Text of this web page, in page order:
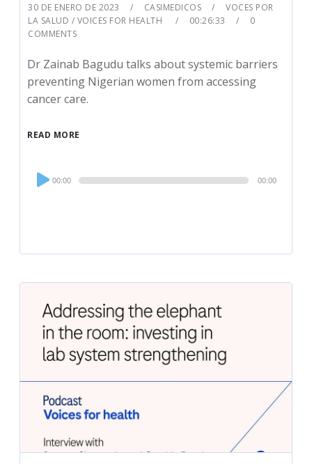
30 DE ENERO DE 2023 CASIMEDICOS
VOCES POR
LA SALUD / VOICES FOR HEALTH
00:26:33
0
COMMENTS
Dr Zainab Bagudu talks about systemic barriers
preventing Nigerian women from accessing
cancer care.
READ MORE
Audio
Player
00:00 00:00